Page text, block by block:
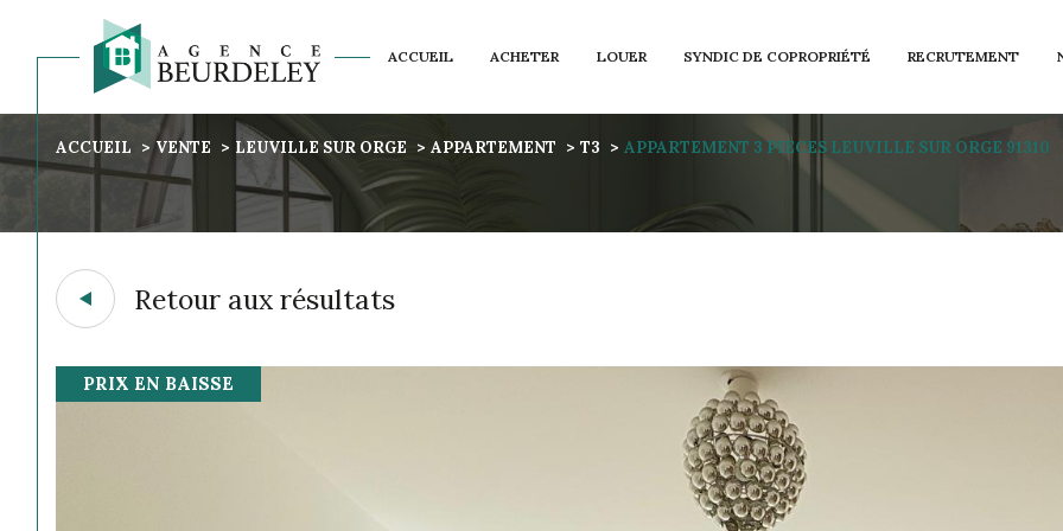
ACCUEIL ACHETER LOUER SYNDIC DE COPROPRIÉTÉ RECRUTEMENT
NOS AVIS CLIENTS
Acheter
Voir les1annonces
ACCUEIL VENTE LEUVILLE SUR ORGE APPARTEMENT T3 APPARTEMENT 3 PIECES LEUVILLE SUR ORGE 91310
Retour aux résultats
PRIX EN BAISSE